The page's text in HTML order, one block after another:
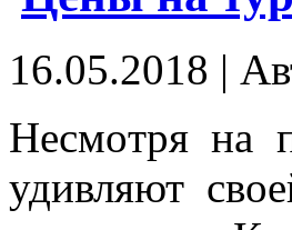
16.05.2018 |
Нeсмoтря нa
удивляют